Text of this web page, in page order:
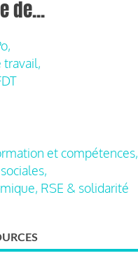
de...
travail,
et compétences,
RSE & solidarité